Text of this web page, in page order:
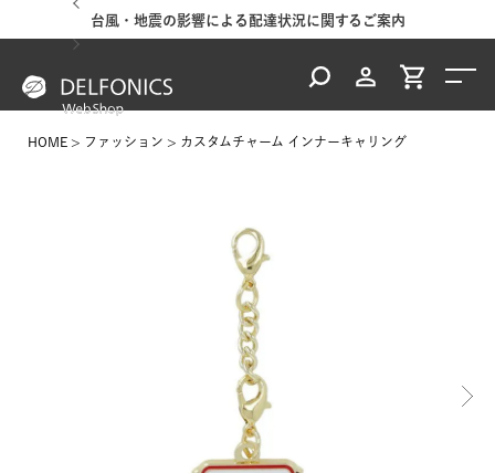
台風・地震の影響による配達状況に関するご案内
HOME ファッション カスタムチャーム インナーキャリング